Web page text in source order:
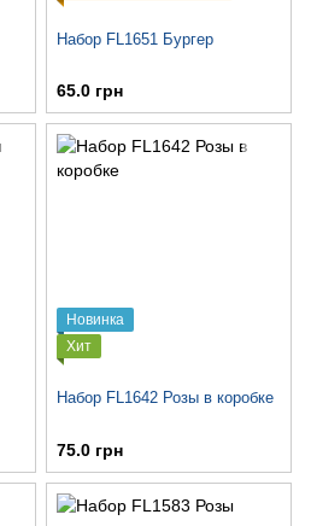
Набор FL1651 Бургер
65.0 грн
Новинка
Хит
Набор FL1642 Розы в коробке
75.0 грн